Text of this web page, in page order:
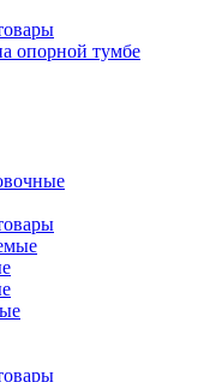
опорной тумбе